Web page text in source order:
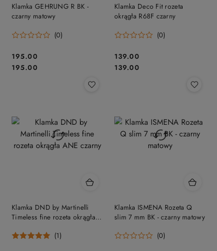
Klamka GEHRUNG R BK -
czarny matowy
(0)
Cena:
195.00
Cena:
195.00
Klamka Deco Fit rozeta
okrągła R68F czarny
(0)
Cena:
139.00
Cena:
139.00
Klamka DND by Martinelli
Timeless fine rozeta okrągła
(1)
Klamka ISMENA Rozeta Q
slim 7 mm BK - czarny matowy
(0)